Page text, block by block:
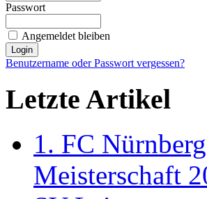
Passwort
Angemeldet bleiben
Benutzername oder Passwort vergessen?
Letzte Artikel
1. FC
Meisterschaft